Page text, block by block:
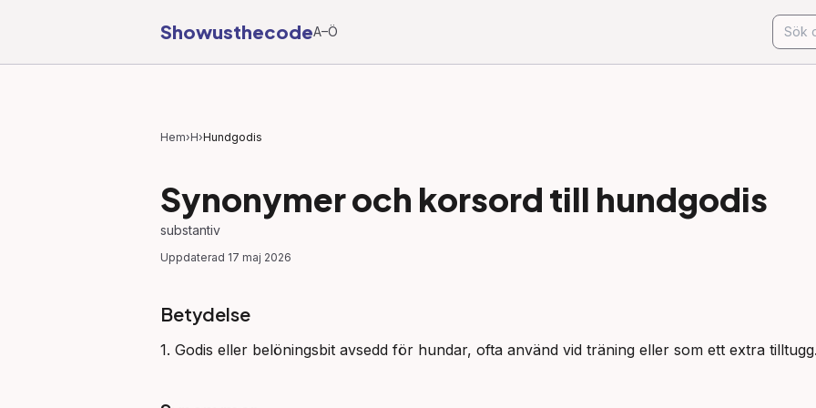
ShowusthecodeA–Ö
Hem›H›Hundgodis
Synonymer och korsord till hundgodis
substantiv
Uppdaterad 17 maj 2026
Betydelse
1. Godis eller belöningsbit avsedd för hundar, ofta använd vid träning eller som ett extra tilltugg.